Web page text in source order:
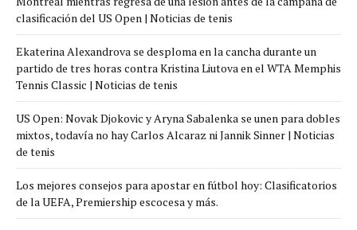
clasificación del US Open | Noticias de tenis
Ekaterina Alexandrova se desploma en la cancha durante un
partido de tres horas contra Kristina Liutova en el WTA Memphis
Tennis Classic | Noticias de tenis
US Open: Novak Djokovic y Aryna Sabalenka se unen para dobles
mixtos, todavía no hay Carlos Alcaraz ni Jannik Sinner | Noticias
de tenis
Los mejores consejos para apostar en fútbol hoy: Clasificatorios
de la UEFA, Premiership escocesa y más.